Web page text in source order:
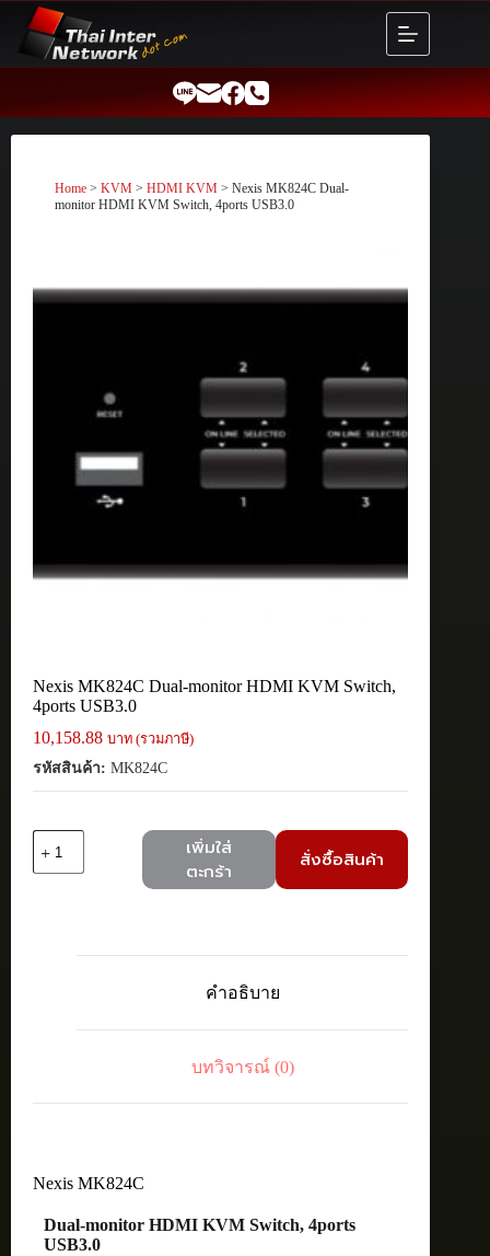
content
Home > KVM > HDMI KVM > Nexis MK824C Dual-
monitor HDMI KVM Switch, 4ports USB3.0
Nexis MK824C Dual-monitor HDMI KVM Switch,
4ports USB3.0
10,158.88 บาท (รวมภาษี)
รหัสสินค้า: MK824C
Nexis
เพิ่มใส่
ตะกร้า
สั่งซื้อสินค้า
คำอธิบาย
บทวิจารณ์ (0)
Nexis MK824C
Dual-monitor HDMI KVM Switch, 4ports
USB3.0